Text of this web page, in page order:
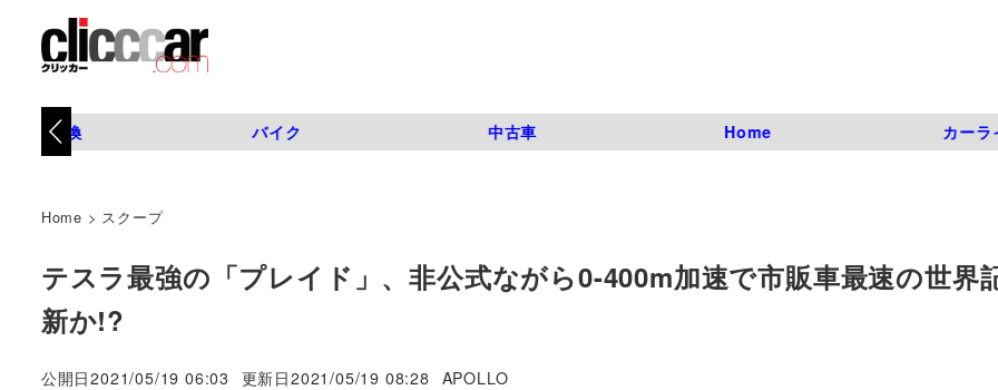
タイヤ交換 バイク 中古車 Home カーラ
Home > スクープ
テスラ最強の「プレイド」、非公式ながら0-400m加速で市販車最速の世界
新か!?
公開日2021/05/19 06:03 更新日2021/05/19 08:28
著
APOLLO